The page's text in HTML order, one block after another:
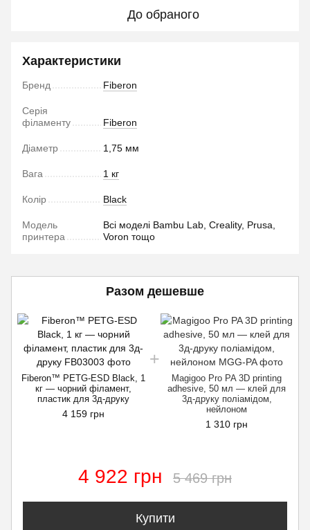
До обраного
Характеристики
Бренд Fiberon
Серія
філаменту
Fiberon
Діаметр 1,75 мм
Вага 1 кг
Колір Black
Модель
принтера
Всі моделі Bambu Lab, Creality, Prusa,
Voron тощо
Разом дешевше
Fiberon™ PETG-ESD Black, 1
кг — чорний філамент,
пластик для 3д-друку
4 159 грн
Magigoo Pro PA 3D printing
adhesive, 50 мл — клей для
3д-друку поліамідом,
нейлоном
1 310 грн
4 922 грн 5 469 грн
Купити